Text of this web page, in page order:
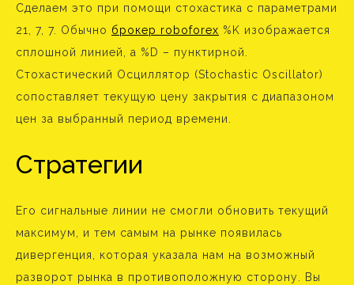
Сделаем это при помощи стохастика с параметрами
21, 7, 7. Обычно брокер roboforex %K изображается
сплошной линией, а %D – пунктирной.
Стохастический Осциллятор (Stochastic Oscillator)
сопоставляет текущую цену закрытия с диапазоном
цен за выбранный период времени.
Стратегии
Его сигнальные линии не смогли обновить текущий
максимум, и тем самым на рынке появилась
дивергенция, которая указала нам на возможный
разворот рынка в противоположную сторону. Вы